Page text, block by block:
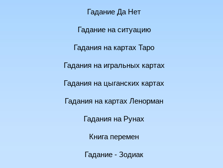
Гадание Да Нет
Гадание на ситуацию
Гадания на картах Таро
Гадания на игральных картах
Гадания на цыганских картах
Гадания на картах Ленорман
Гадания на Рунах
Книга перемен
Гадание - Зодиак